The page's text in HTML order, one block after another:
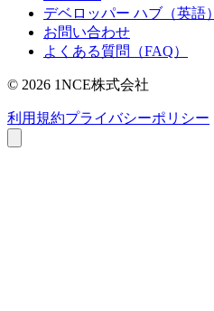
デベロッパー ハブ（英語）
お問い合わせ
よくある質問（FAQ）
© 2026 1NCE株式会社
利用規約プライバシーポリシー